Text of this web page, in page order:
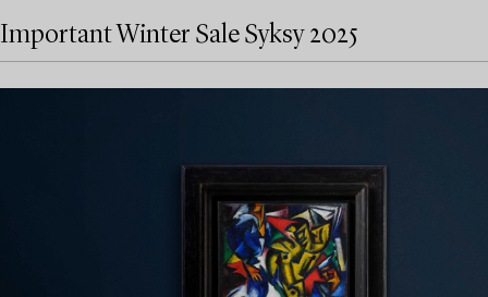
Important Winter Sale Syksy 2025